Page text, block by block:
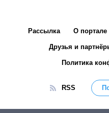
Рассылка О портале
Друзья и
Политика
RSS